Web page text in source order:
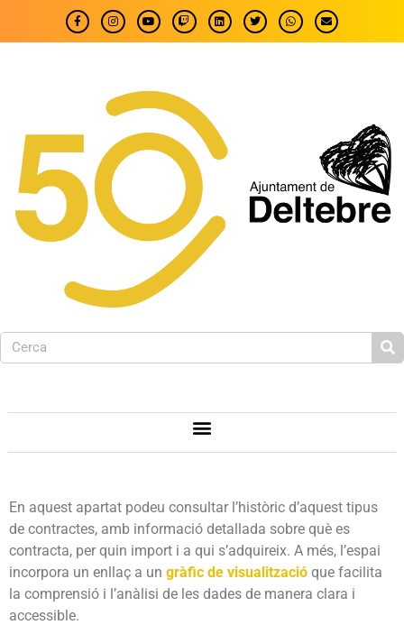
En aquest apartat podeu consultar l’històric d’aquest tipus
de contractes, amb informació detallada sobre què es
contracta, per quin import i a qui s’adquireix. A més, l’espai
incorpora un enllaç a un gràfic de visualització que facilita
la comprensió i l’anàlisi de les dades de manera clara i
accessible.